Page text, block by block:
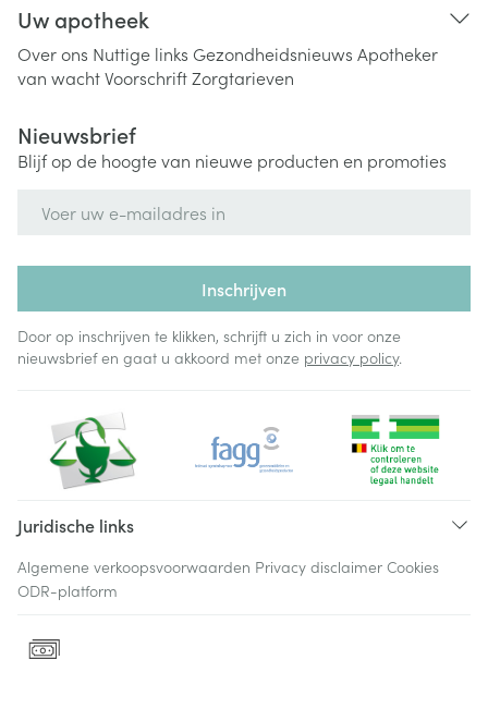
Uw apotheek
Over ons Nuttige links Gezondheidsnieuws Apotheker
van wachtVoorschriftZorgtarieven
Nieuwsbrief
Blijf op de hoogte van nieuwe producten en promoties
Inschrijven
Door op inschrijven te klikken, schrijft u zich in voor onze
nieuwsbrief en gaat u akkoord met onze privacy policy.
Juridische links
Algemene verkoopsvoorwaarden Privacy disclaimer Cookies
ODR-platform